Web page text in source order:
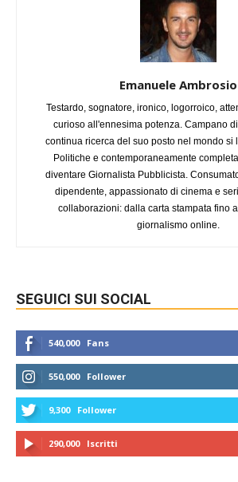
Emanuele Ambrosio
Testardo, sognatore, ironico, logorroico,
curioso all'ennesima potenza. Campano
continua ricerca del suo posto nel mondo si
Politiche e contemporaneamente
diventare Giornalista Pubblicista.
dipendente, appassionato di cinema e
collaborazioni: dalla carta stampata fino
giornalismo online.
SEGUICI SUI SOCIAL
540,000 Fans
550,000 Follower
9,300 Follower
290,000 Iscritti